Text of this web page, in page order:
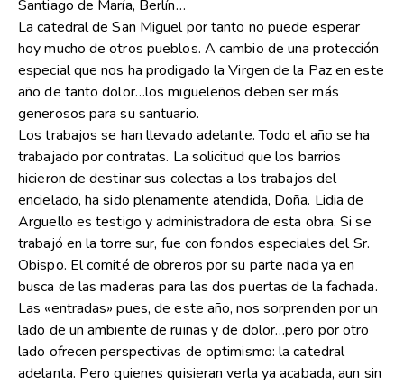
Santiago de María, Berlín…
La catedral de San Miguel por tanto no puede esperar
hoy mucho de otros pueblos. A cambio de una protección
especial que nos ha prodigado la Virgen de la Paz en este
año de tanto dolor…los migueleños deben ser más
generosos para su santuario.
Los trabajos se han llevado adelante. Todo el año se ha
trabajado por contratas. La solicitud que los barrios
hicieron de destinar sus colectas a los trabajos del
encielado, ha sido plenamente atendida, Doña. Lidia de
Arguello es testigo y administradora de esta obra. Si se
trabajó en la torre sur, fue con fondos especiales del Sr.
Obispo. El comité de obreros por su parte nada ya en
busca de las maderas para las dos puertas de la fachada.
Las «entradas» pues, de este año, nos sorprenden por un
lado de un ambiente de ruinas y de dolor…pero por otro
lado ofrecen perspectivas de optimismo: la catedral
adelanta. Pero quienes quisieran verla ya acabada, aun sin